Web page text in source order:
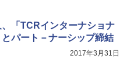
「TCRインターナショナ
パート－ナーシップ締結
2017年3月31日